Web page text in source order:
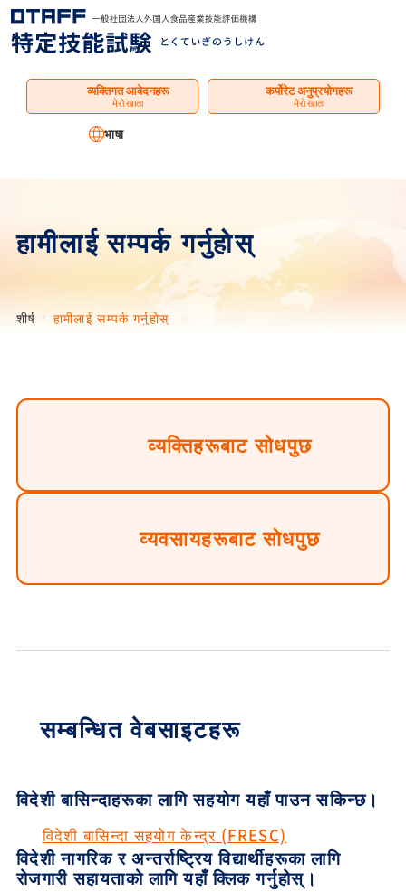
व्यक्तिगत आवेदनहरू
मेरो खाता
कर्पोरेट अनुप्रयोगहरू
मेरो खाता
भाषा
हामीलाई सम्पर्क गर्नुहोस्
शीर्ष हामीलाई सम्पर्क गर्नुहोस्
व्यक्तिहरूबाट सोधपुछ
व्यवसायहरूबाट सोधपुछ
सम्बन्धित वेबसाइटहरू
विदेशी बासिन्दाहरूका लागि सहयोग यहाँ पाउन सकिन्छ।
विदेशी बासिन्दा सहयोग केन्द्र (FRESC)
विदेशी नागरिक र अन्तर्राष्ट्रिय विद्यार्थीहरूका लागि
रोजगारी सहायताको लागि यहाँ क्लिक गर्नुहोस्।